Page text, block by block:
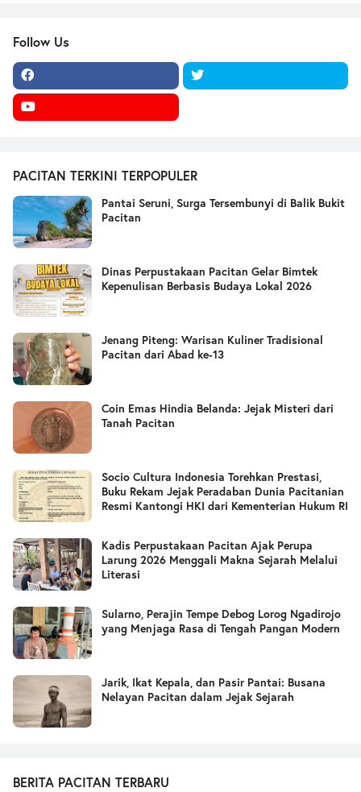
Follow Us
PACITAN TERKINI TERPOPULER
Pantai Seruni, Surga Tersembunyi di Balik Bukit
Pacitan
Dinas Perpustakaan Pacitan Gelar Bimtek
Kepenulisan Berbasis Budaya Lokal 2026
Jenang Piteng: Warisan Kuliner Tradisional
Pacitan dari Abad ke-13
Coin Emas Hindia Belanda: Jejak Misteri dari
Tanah Pacitan
Socio Cultura Indonesia Torehkan Prestasi,
Buku Rekam Jejak Peradaban Dunia Pacitanian
Resmi Kantongi HKI dari Kementerian Hukum RI
Kadis Perpustakaan Pacitan Ajak Perupa
Larung 2026 Menggali Makna Sejarah Melalui
Literasi
Sularno, Perajin Tempe Debog Lorog Ngadirojo
yang Menjaga Rasa di Tengah Pangan Modern
Jarik, Ikat Kepala, dan Pasir Pantai: Busana
Nelayan Pacitan dalam Jejak Sejarah
BERITA PACITAN TERBARU